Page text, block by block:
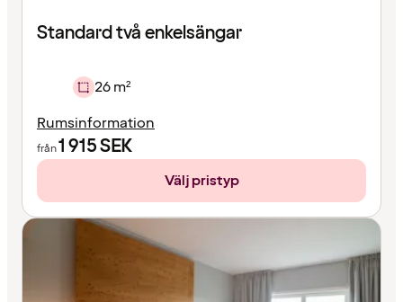
Standard två enkelsängar
26 m²
Rumsinformation
från1 915SEK
Välj pristyp